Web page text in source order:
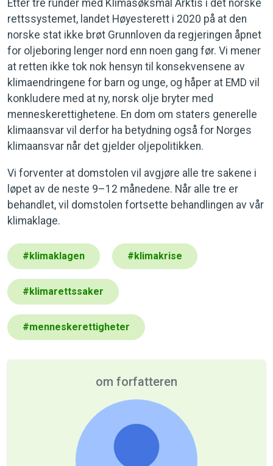
Etter tre runder med Klimasøksmål Arktis i det norske
rettssystemet, landet Høyesterett i 2020 på at den
norske stat ikke brøt Grunnloven da regjeringen åpnet
for oljeboring lenger nord enn noen gang før. Vi mener
at retten ikke tok nok hensyn til konsekvensene av
klimaendringene for barn og unge, og håper at EMD vil
konkludere med at ny, norsk olje bryter med
menneskerettighetene. En dom om staters generelle
klimaansvar vil derfor ha betydning også for Norges
klimaansvar når det gjelder oljepolitikken.
Vi forventer at domstolen vil avgjøre alle tre sakene i
løpet av de neste 9–12 månedene. Når alle tre er
behandlet, vil domstolen fortsette behandlingen av vår
klimaklage.
#klimaklagen #klimakrise
#klimarettssaker
#menneskerettigheter
om forfatteren